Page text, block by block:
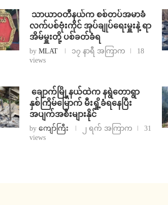
⁩ ⁨သာယာဝတီနယ်က စစ်တပ်အမာခံ
လက်ပစ်ဗုံးကိုင် အုပ်ချုပ်ရေးမှူးနဲ့ ရာ
အိမ်မှူးတို့ ပစ်ခတ်ခံရ
by MLAT ၁၇ နာရီ အကြာက
18
views
⁩ ⁨ချောက်မြို့နယ်ထဲက နရွဲတောရွာ
နှစ်ကြိမ်မြောက် မီးရှို့ခံရနေပြီး
အပျက်အစီးများနိုင်
by ကျော်ကြီး ၂ ရက် အကြာက
31
views